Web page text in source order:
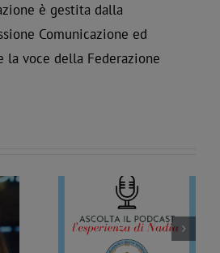
è gestita dalla
Comunicazione ed
la voce della Federazione
–
Podcast sulla
Massoneria #8 –